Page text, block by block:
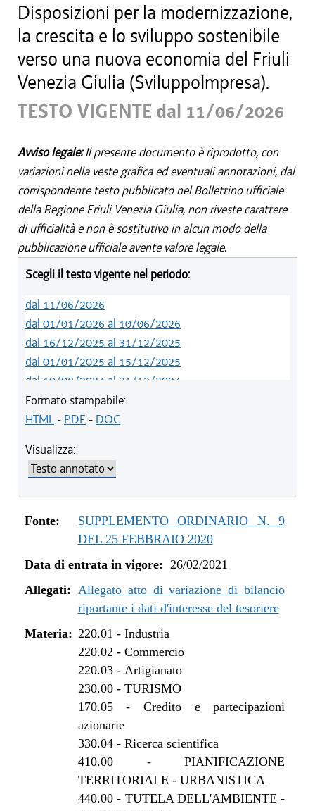
Disposizioni per la modernizzazione,
la crescita e lo sviluppo sostenibile
verso una nuova economia del Friuli
Venezia Giulia (SviluppoImpresa).
TESTO VIGENTE dal 11/06/2026
Avviso legale:Il presente documento è riprodotto, con
variazioni nella veste grafica ed eventuali annotazioni, dal
corrispondente testo pubblicato nel Bollettino ufficiale
della Regione Friuli Venezia Giulia, non riveste carattere
di ufficialità e non è sostitutivo in alcun modo della
pubblicazione ufficiale avente valore legale.
Scegli il testo vigente nel periodo:
dal 11/06/2026
dal 01/01/2026 al 10/06/2026
dal 16/12/2025 al 31/12/2025
dal 01/01/2025 al 15/12/2025
dal 10/08/2024 al 31/12/2024
dal 14/05/2024 al 09/08/2024
dal 01/01/2024 al 13/05/2024
dal 12/08/2023 al 30/10/2023
dal 07/03/2023 al 11/08/2023
dal 01/01/2023 al 06/03/2023
dal 10/11/2022 al 31/12/2022
dal 09/08/2022 al 09/11/2022
dal 16/12/2021 al 31/12/2021
dal 27/10/2021 al 15/12/2021
dal 12/08/2021 al 26/10/2021
dal 27/04/2021 al 11/08/2021
dal 26/02/2021 al 26/04/2021
Formato stampabile:
HTML- PDF - DOC
Visualizza:
Fonte:
SUPPLEMENTO ORDINARIO N. 9
DEL 25 FEBBRAIO 2020
Data di entrata in vigore: 26/02/2021
Allegati: Allegato atto di variazione di bilancio
riportante i dati d'interesse del tesoriere
Materia: 220.01 - Industria
220.02 - Commercio
220.03- Artigianato
230.00- TURISMO
170.05-Credito e partecipazioni
azionarie
330.04- Ricerca scientifica
410.00-PIANIFICAZIONE
TERRITORIALE - URBANISTICA
440.00- TUTELA DELL'AMBIENTE -